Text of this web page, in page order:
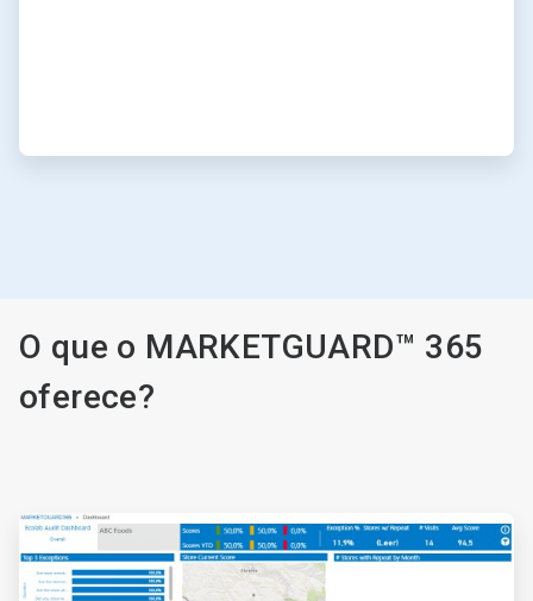
O que o MARKETGUARD™ 365
oferece?
ArticleTile
de
2